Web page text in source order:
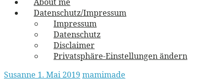
Datenschutz/Impressum
Impressum
Datenschutz
Disclaimer
Privatsphäre-Einstellungen ändern
Susanne 1. Mai 2019 mamimade